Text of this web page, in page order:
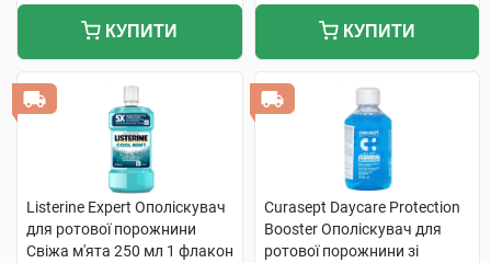
КУПИТИ КУПИТИ
Listerine Expert Ополіскувач
для ротової порожнини
Свіжа м'ята 250 мл 1 флакон
Curasept Daycare Protection
Booster Ополіскувач для
ротової порожнини зі